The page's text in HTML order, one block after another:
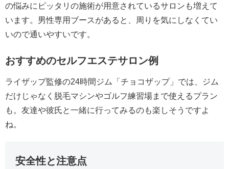
の悩みにピッタリの施術が用意されているサロンも増えて
います。男性専用ブースがあると、周りを気にしなくてい
いので通いやすいです。
おすすめのセルフエステサロン例
ライザップ監修の24時間ジム「チョコザップ」では、ジム
だけじゃなく脱毛マシンやゴルフ練習場まで使えるプラン
も。友達や彼氏と一緒に行ってみるのも楽しそうですよ
ね。
安全性と注意点